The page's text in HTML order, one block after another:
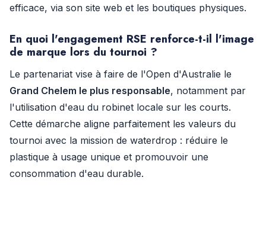
efficace, via son site web et les boutiques physiques.
En quoi l'engagement RSE renforce-t-il l'image
de marque lors du tournoi ?
Le partenariat vise à faire de l'Open d'Australie le
Grand Chelem le plus responsable, notamment par
l'utilisation d'eau du robinet locale sur les courts.
Cette démarche aligne parfaitement les valeurs du
tournoi avec la mission de waterdrop : réduire le
plastique à usage unique et promouvoir une
consommation d'eau durable.